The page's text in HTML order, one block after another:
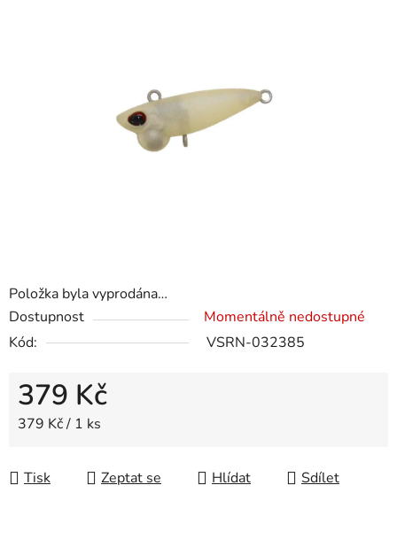
Položka byla vyprodána…
Dostupnost
Momentálně nedostupné
Kód:
VSRN-032385
379 Kč
Měrná cena:
379 Kč / 1 ks
Tisk Zeptat se Hlídat Sdílet